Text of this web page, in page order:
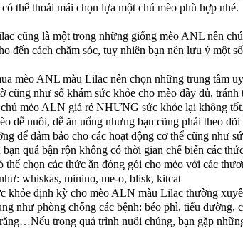
có thể thoải mái chọn lựa một chú mèo phù hợp nhé.
cũng là một trong những giống mèo ANL nên
đến cách chăm sóc, tuy nhiên bạn nên lưu ý một
mèo ANL màu Lilac nên chọn những trung tâm
cũng như sổ khám sức khỏe cho mèo đầy đủ, tránh
mèo ALN giá rẻ NHƯNG sức khỏe lại không tốt.
dễ nuôi, dễ ăn uống nhưng bạn cũng phải theo
để đảm bảo cho các hoạt động cơ thể cũng như
quá bận rộn không có thời gian chế biến các
thể chọn các thức ăn đóng gói cho mèo với các
whiskas, minino, me-o, blisk, kitcat
khỏe định kỳ cho mèo ALN màu Lilac thường
như phòng chống các bệnh: béo phì, tiểu đường,
trong quá trình nuôi chúng, bạn gặp